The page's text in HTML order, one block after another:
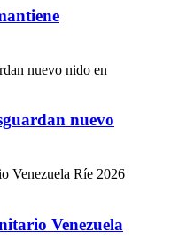
nuevo
Venezuela